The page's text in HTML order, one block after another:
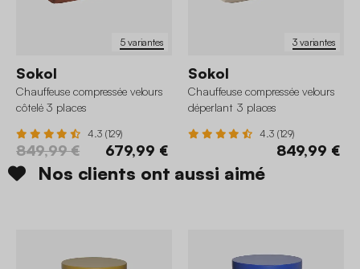
5 variantes
Sokol
Chauffeuse compressée velours
côtelé 3 places
4.3 (129)
849,99 € 679,99 €
3 variantes
Sokol
Chauffeuse compressée velours
déperlant 3 places
4.3 (129)
849,99 €
Nos clients ont aussi aimé